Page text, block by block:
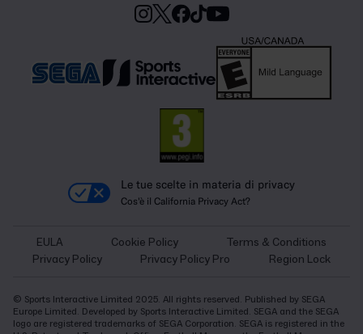
Le tue scelte in materia di privacy
Cos'è il California Privacy Act?
EULA Cookie Policy
Terms & Conditions
Privacy Policy
Privacy Policy Pro Region Lock
© Sports Interactive Limited 2025. All rights reserved. Published by SEGA
Europe Limited. Developed by Sports Interactive Limited. SEGA and the SEGA
logo are registered trademarks of SEGA Corporation. SEGA is registered in the